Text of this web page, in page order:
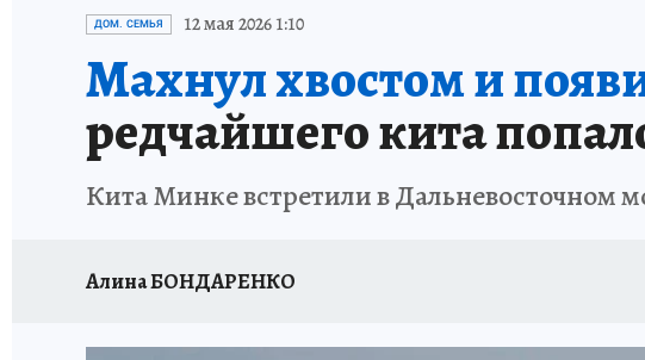
ДЕНЬ ПОБЕДЫ ВО ВЛАДИВОСТОКЕ 2026
АНТИРАК СТРАНИЦЫ ИСТОРИИ ДАЛЬНЕГО ВОСТОКА
ДОМ. СЕМЬЯ 12 мая 2026 1:10
Махнул хвостом и
редчайшего кита
Кита Минке встретили в Дальневосточном
Алина БОНДАРЕНКО